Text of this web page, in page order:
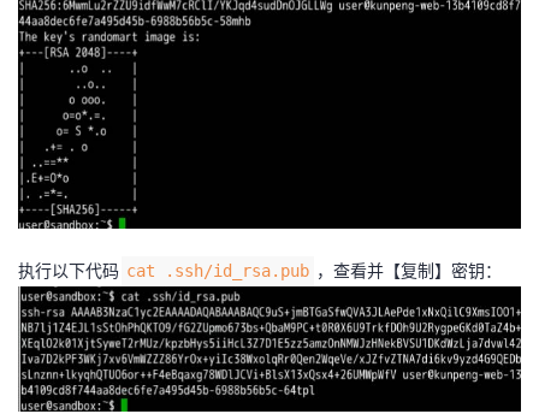
执行以下代码 cat .ssh/id_rsa.pub ，查看并【复制】密钥：